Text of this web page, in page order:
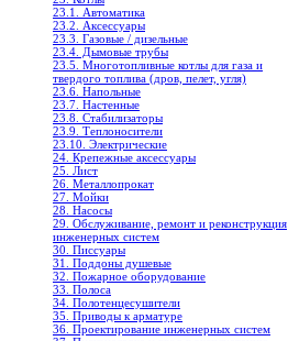
23.1. Автоматика
23.2. Аксессуары
23.3. Газовые / дизельные
23.4. Дымовые трубы
23.5. Многотопливные котлы для газа и
твердого топлива (дров, пелет, угля)
23.6. Напольные
23.7. Настенные
23.8. Стабилизаторы
23.9. Теплоносители
23.10. Электрические
24. Крепежные аксессуары
25. Лист
26. Металлопрокат
27. Мойки
28. Насосы
29. Обслуживание, ремонт и реконструкция
инженерных систем
30. Писсуары
31. Поддоны душевые
32. Пожарное оборудование
33. Полоса
34. Полотенцесушители
35. Приводы к арматуре
36. Проектирование инженерных систем